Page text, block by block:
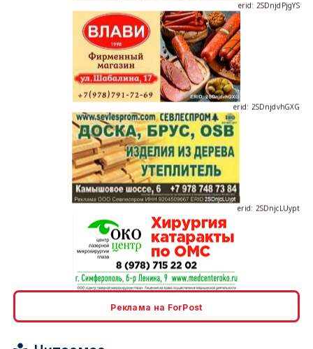
erid: 2SDnjdvhGXG
erid: 2SDnjcLUypt
erid: 2SDnjcrDNw6
Реклама на ForPost